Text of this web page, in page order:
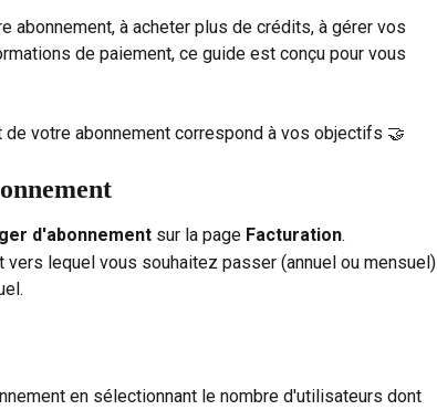
abonnement, à acheter plus de crédits, à gérer vos
de paiement, ce guide est conçu pour vous
votre abonnement correspond à vos objectifs 🤝
d'abonnement sur la page Facturation.
lequel vous souhaitez passer (annuel ou mensuel)
en sélectionnant le nombre d'utilisateurs dont